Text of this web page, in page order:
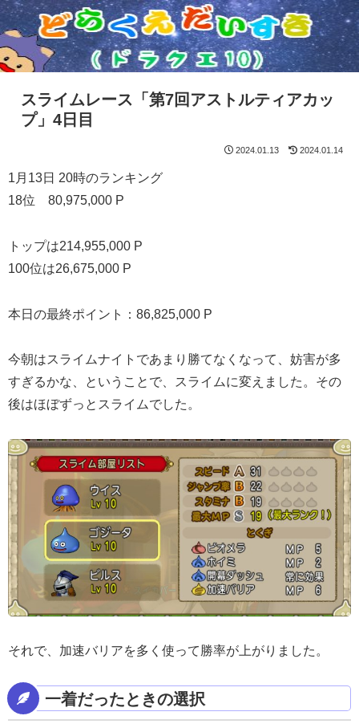
スライムレース「第7回アストルティアカッ
プ」4日目
2024.01.13 2024.01.14
1月13日 20時のランキング
18位 80,975,000 P
トップは214,955,000 P
100位は26,675,000 P
本日の最終ポイント：86,825,000 P
今朝はスライムナイトであまり勝てなくなって、妨害が多
すぎるかな、ということで、スライムに変えました。その
後はほぼずっとスライムでした。
それで、加速バリアを多く使って勝率が上がりました。
一着だったときの選択